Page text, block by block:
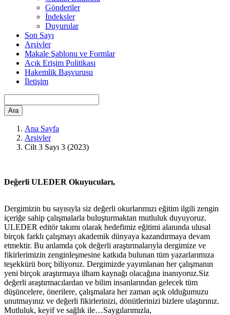
Gönderiler
İndeksler
Duyurular
Son Sayı
Arşivler
Makale Şablonu ve Formlar
Açık Erişim Politikası
Hakemlik Başvurusu
İletişim
Ara
Ana Sayfa
Arşivler
Cilt 3 Sayı 3 (2023)
Değerli ULEDER Okuyucuları,
Dergimizin bu sayısıyla siz değerli okurlarımızı eğitim ilgili zengin
içeriğe sahip çalışmalarla buluşturmaktan mutluluk duyuyoruz.
ULEDER editör takımı olarak hedefimiz eğitimi alanında ulusal
birçok farklı çalışmayı akademik dünyaya kazandırmaya devam
etmektir. Bu anlamda çok değerli araştırmalarıyla dergimize ve
fikirlerimizin zenginleşmesine katkıda bulunan tüm yazarlarımıza
teşekkürü borç biliyoruz. Dergimizde yayımlanan her çalışmanın
yeni birçok araştırmaya ilham kaynağı olacağına inanıyoruz.Siz
değerli araştırmacılardan ve bilim insanlarından gelecek tüm
düşüncelere, önerilere, çalışmalara her zaman açık olduğumuzu
unutmayınız ve değerli fikirlerinizi, dönütlerinizi bizlere ulaştırınız.
Mutluluk, keyif ve sağlık ile…Saygılarımızla,